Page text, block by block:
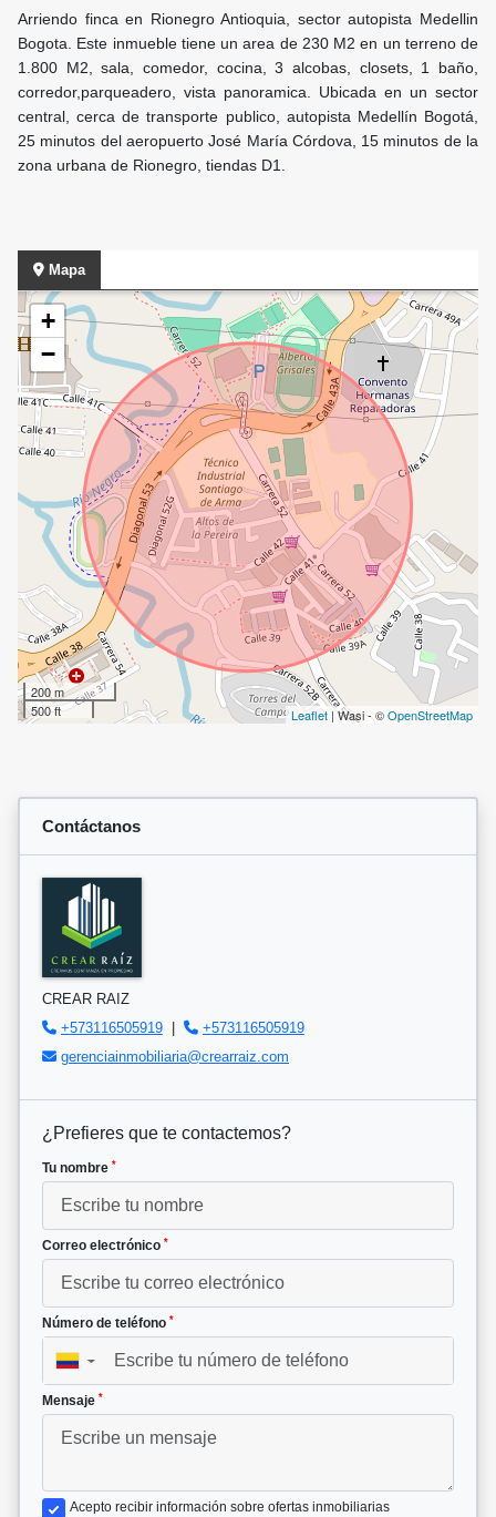
Arriendo finca en Rionegro Antioquia, sector autopista Medellin
Bogota. Este inmueble tiene un area de 230 M2 en un terreno de
1.800 M2, sala, comedor, cocina, 3 alcobas, closets, 1 baño,
corredor,parqueadero, vista panoramica. Ubicada en un sector
central, cerca de transporte publico, autopista Medellín Bogotá,
25 minutos del aeropuerto José María Córdova, 15 minutos de la
zona urbana de Rionegro, tiendas D1.
Mapa
+
−
200 m
500 ft
Leaflet | Wasi - ©OpenStreetMap
Contáctanos
CREAR RAIZ
+573116505919
+573116505919
gerenciainmobiliaria@crearraiz.com
¿Prefieres que te contactemos?
Tu nombre *
Correo electrónico *
Número de teléfono *
▼
Mensaje *
Acepto recibir información sobre ofertas inmobiliarias